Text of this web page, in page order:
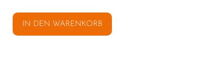
IN DEN WARENKORB